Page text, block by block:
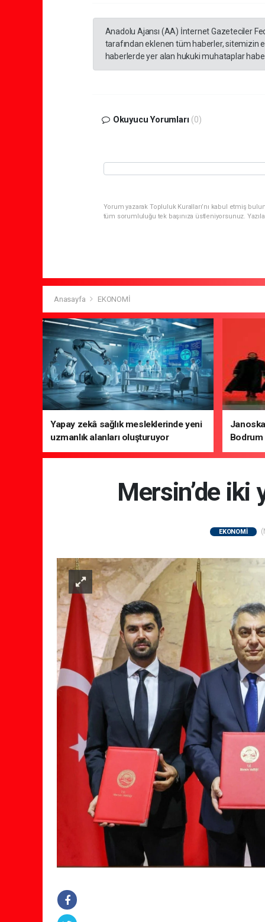
Anadolu Ajansı (AA) İnternet Gazeteciler
tarafından eklenen tüm haberler, sitemizin
haberlerde yer alan hukuki muhataplar
Okuyucu Yorumları (0)
Yorum yazarak Topluluk Kuralları’nı kabul etmiş
tüm sorumluluğu tek başınıza üstleniyorsunuz.
Anasayfa EKONOMİ
Yapay zekâ sağlık mesleklerinde yeni
uzmanlık alanları oluşturuyor
Bodrum
Mersin’de iki
EKONOMİ